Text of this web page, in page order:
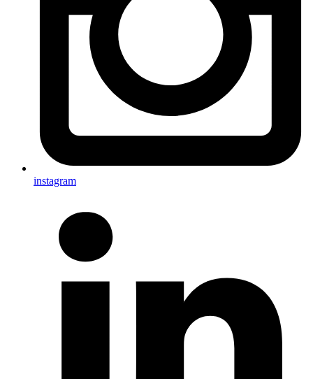
instagram